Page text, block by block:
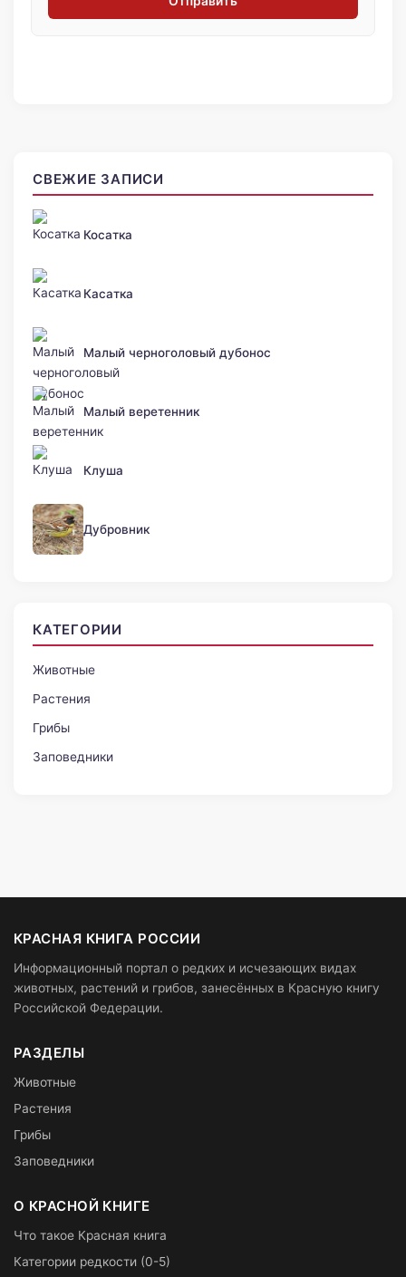
СВЕЖИЕ ЗАПИСИ
Косатка
Касатка
Малый черноголовый дубонос
Малый веретенник
Клуша
Дубровник
КАТЕГОРИИ
Животные
Растения
Грибы
Заповедники
КРАСНАЯ КНИГА РОССИИ
Информационный портал о редких и исчезающих видах
животных, растений и грибов, занесённых в Красную книгу
Российской Федерации.
РАЗДЕЛЫ
Животные
Растения
Грибы
Заповедники
О КРАСНОЙ КНИГЕ
Что такое Красная книга
Категории редкости (0-5)